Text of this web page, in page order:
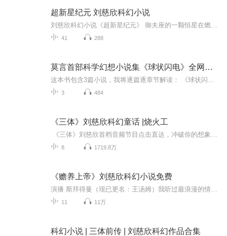
超新星纪元 刘慈欣科幻小说
41 288
莫言首部科学幻想小说集《球状闪电》全网唯一逐篇解读
3 484
《三体》刘慈欣科幻童话 |烧火工
8 1719.8万
《赡养上帝》刘慈欣科幻小说免费
11 11万
科幻小说 | 三体前传 | 刘慈欣科幻作品合集